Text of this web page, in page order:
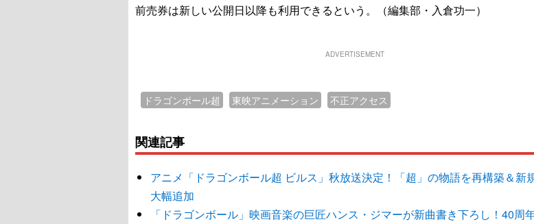
前売券は新しい公開日以降も利用できるという。（編集部・入倉功一）
ADVERTISEMENT
ドラゴンボール超 東映アニメーション 不正アクセス
関連記事
アニメ「ドラゴンボール超 ビルス」秋放送決定！「超」の物語を再構築＆新
大幅追加
「ドラゴンボール」映画音楽の巨匠ハンス・ジマーが新曲書き下ろし！40周